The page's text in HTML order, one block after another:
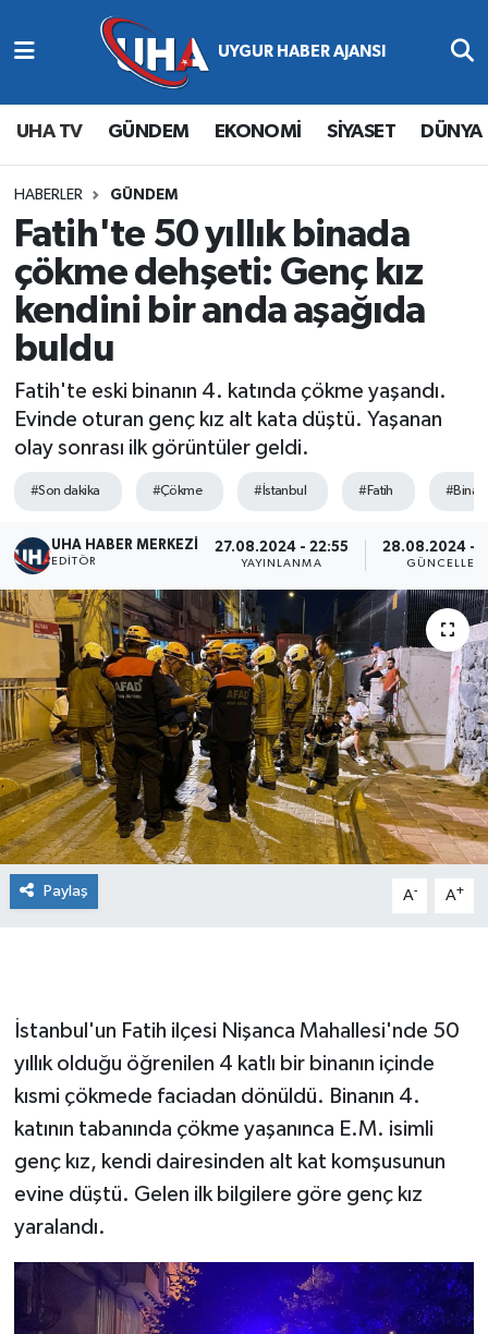
UHA TV GÜNDEM EKONOMİ SİYASET DÜNYA
HABERLER GÜNDEM
Fatih'te 50 yıllık binada
çökme dehşeti: Genç kız
kendini bir anda aşağıda
buldu
Fatih'te eski binanın 4. katında çökme yaşandı.
Evinde oturan genç kız alt kata düştü. Yaşanan
olay sonrası ilk görüntüler geldi.
#Son dakika #Çökme #İstanbul #Fatih #Bina
UHA HABER MERKEZİ
EDITÖR
27.08.2024 - 22:55
YAYINLANMA
28.08.2024 -
Paylaş A- A+
İstanbul'un Fatih ilçesi Nişanca Mahallesi'nde 50
yıllık olduğu öğrenilen 4 katlı bir binanın içinde
kısmi çökmede faciadan dönüldü. Binanın 4.
katının tabanında çökme yaşanınca E.M. isimli
genç kız, kendi dairesinden alt kat komşusunun
evine düştü. Gelen ilk bilgilere göre genç kız
yaralandı.
Abone Ol
Gündem
Ekonomi
Magazin
Siyaset
Spor
Yaşam
Nöbetçi Eczaneler
Hava Durumu
Namaz Vakitleri
Trafik Durumu
Süper Lig Puan Durumu ve Fikstür
Tüm Manşetler
Son Dakika Haberleri